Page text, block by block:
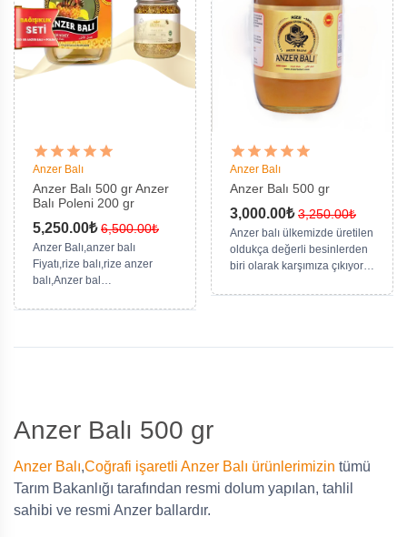
Anzer Balı
Anzer Balı 500 gr Anzer
Balı Poleni 200 gr
5,250.00₺ 6,500.00₺
Anzer Balı,anzer balı
Fiyatı,rize balı,rize anzer
balı,Anzer bal
balı,anzer,hakiki anzer
Satışı
Anzer Balı
Anzer Balı 500 gr
3,000.00₺ 3,250.00₺
Anzer balı ülkemizde üretilen
oldukça değerli besinlerden
biri olarak karşımıza çıkıyor.
yıllardır oldukça popüler olan
Rize ili içerisinde üretimi
Anzer Balı 500 gr
Anzer Balı,Coğrafi işaretli Anzer Balı ürünlerimizin tümü
Tarım Bakanlığı tarafından resmi dolum yapılan, tahlil
sahibi ve resmi Anzer ballardır.